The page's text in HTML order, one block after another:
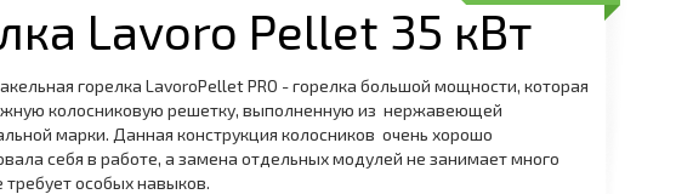
Lavoro Pellet 35 кВт
горелка LavoroPellet PRO - горелка большой мощности, которая
колосниковую решетку, выполненную из нержавеющей
марки. Данная конструкция колосников очень хорошо
себя в работе, а замена отдельных модулей не занимает много
особых навыков.